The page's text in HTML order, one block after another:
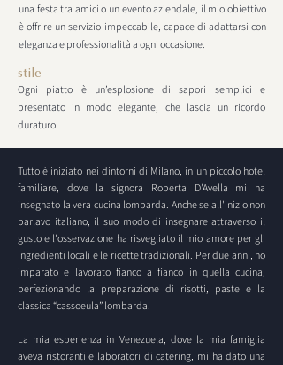
una festa tra amici o un evento aziendale, il mio obiettivo
è offrire un servizio impeccabile, capace di adattarsi con
eleganza e professionalità a ogni occasione.
stile
Ogni piatto è un’esplosione di sapori semplici e
presentato in modo elegante, che lascia un ricordo
duraturo.
Tutto è iniziato nei dintorni di Milano, in un piccolo hotel
familiare, dove la signora Roberta D'Avella mi ha
insegnato la vera cucina lombarda. Anche se all'inizio non
parlavo italiano, il suo modo di insegnare attraverso il
gusto e l'osservazione ha risvegliato il mio amore per gli
ingredienti locali e le ricette tradizionali. Per due anni, ho
imparato e lavorato fianco a fianco in quella cucina,
perfezionando la preparazione di risotti, paste e la
classica “cassoeula” lombarda.
La mia esperienza in Venezuela, dove la mia famiglia
aveva ristoranti e laboratori di catering, mi ha dato una